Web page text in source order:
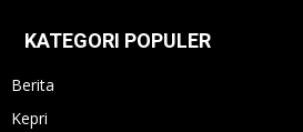
KATEGORI POPULER
Berita
Kepri